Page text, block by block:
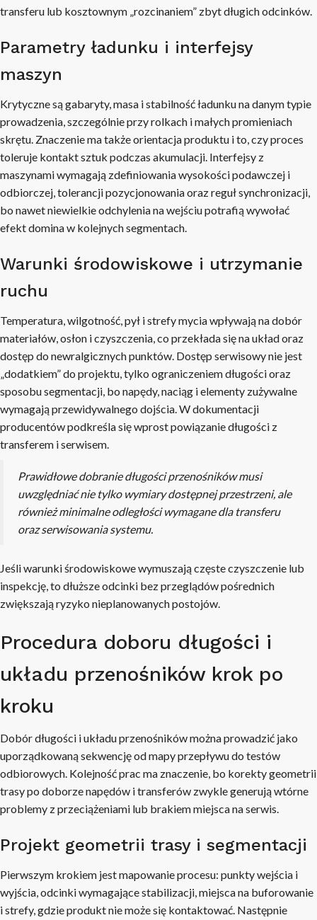
transferu lub kosztownym „rozcinaniem” zbyt długich odcinków.
Parametry ładunku i interfejsy
maszyn
Krytyczne są gabaryty, masa i stabilność ładunku na danym typie
prowadzenia, szczególnie przy rolkach i małych promieniach
skrętu. Znaczenie ma także orientacja produktu i to, czy proces
toleruje kontakt sztuk podczas akumulacji. Interfejsy z
maszynami wymagają zdefiniowania wysokości podawczej i
odbiorczej, tolerancji pozycjonowania oraz reguł synchronizacji,
bo nawet niewielkie odchylenia na wejściu potrafią wywołać
efekt domina w kolejnych segmentach.
Warunki środowiskowe i utrzymanie
ruchu
Temperatura, wilgotność, pył i strefy mycia wpływają na dobór
materiałów, osłon i czyszczenia, co przekłada się na układ oraz
dostęp do newralgicznych punktów. Dostęp serwisowy nie jest
„dodatkiem” do projektu, tylko ograniczeniem długości oraz
sposobu segmentacji, bo napędy, naciąg i elementy zużywalne
wymagają przewidywalnego dojścia. W dokumentacji
producentów podkreśla się wprost powiązanie długości z
transferem i serwisem.
Prawidłowe dobranie długości przenośników musi
uwzględniać nie tylko wymiary dostępnej przestrzeni, ale
również minimalne odległości wymagane dla transferu
oraz serwisowania systemu.
Jeśli warunki środowiskowe wymuszają częste czyszczenie lub
inspekcję, to dłuższe odcinki bez przeglądów pośrednich
zwiększają ryzyko nieplanowanych postojów.
Procedura doboru długości i
układu przenośników krok po
kroku
Dobór długości i układu przenośników można prowadzić jako
uporządkowaną sekwencję od mapy przepływu do testów
odbiorowych. Kolejność prac ma znaczenie, bo korekty geometrii
trasy po doborze napędów i transferów zwykle generują wtórne
problemy z przeciążeniami lub brakiem miejsca na serwis.
Projekt geometrii trasy i segmentacji
Pierwszym krokiem jest mapowanie procesu: punkty wejścia i
wyjścia, odcinki wymagające stabilizacji, miejsca na buforowanie
i strefy, gdzie produkt nie może się kontaktować. Następnie